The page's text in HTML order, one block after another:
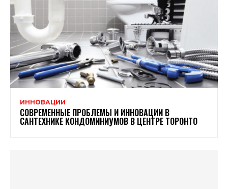
ИННОВАЦИИ
СОВРЕМЕННЫЕ ПРОБЛЕМЫ И ИННОВАЦИИ В
САНТЕХНИКЕ КОНДОМИНИУМОВ В ЦЕНТРЕ ТОРОНТО